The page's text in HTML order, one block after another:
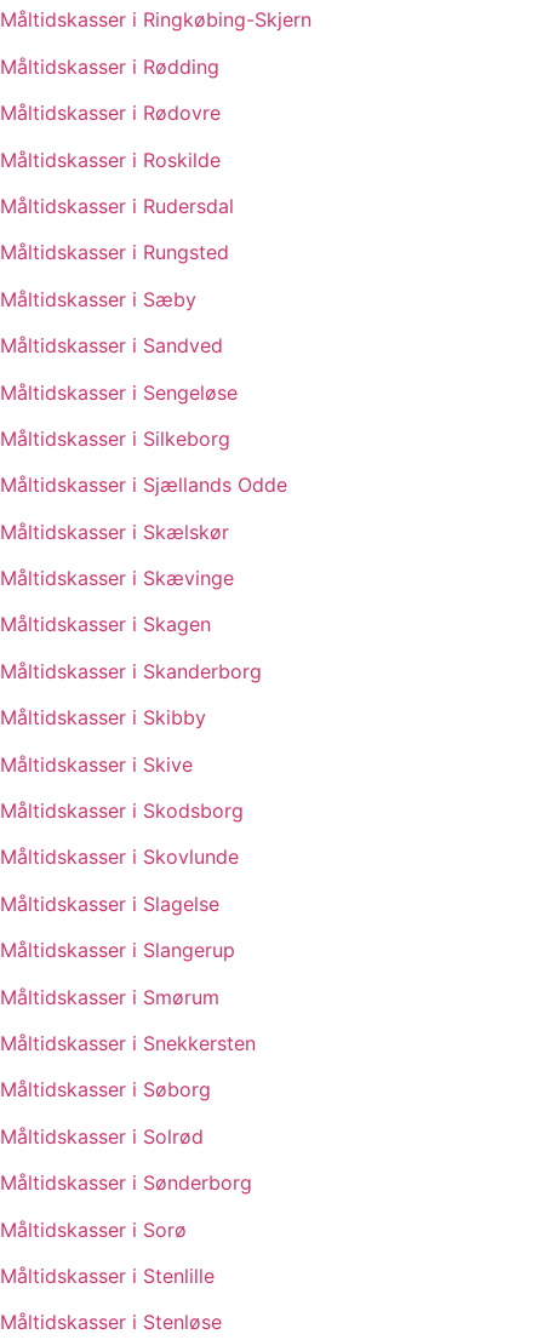
Måltidskasser i Ringkøbing-Skjern
Måltidskasser i Rødding
Måltidskasser i Rødovre
Måltidskasser i Roskilde
Måltidskasser i Rudersdal
Måltidskasser i Rungsted
Måltidskasser i Sæby
Måltidskasser i Sandved
Måltidskasser i Sengeløse
Måltidskasser i Silkeborg
Måltidskasser i Sjællands Odde
Måltidskasser i Skælskør
Måltidskasser i Skævinge
Måltidskasser i Skagen
Måltidskasser i Skanderborg
Måltidskasser i Skibby
Måltidskasser i Skive
Måltidskasser i Skodsborg
Måltidskasser i Skovlunde
Måltidskasser i Slagelse
Måltidskasser i Slangerup
Måltidskasser i Smørum
Måltidskasser i Snekkersten
Måltidskasser i Søborg
Måltidskasser i Solrød
Måltidskasser i Sønderborg
Måltidskasser i Sorø
Måltidskasser i Stenlille
Måltidskasser i Stenløse